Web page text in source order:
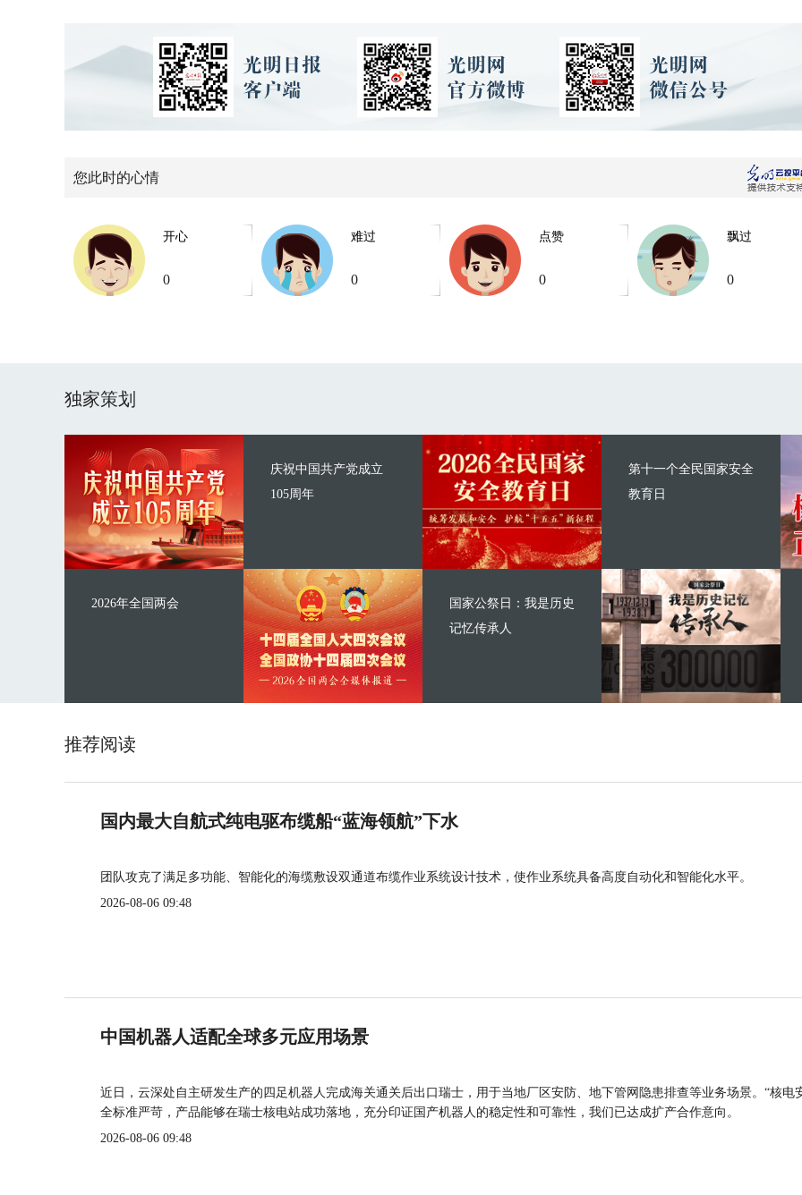
您此时的心情
开心
0
难过
0
点赞
0
飘过
0
独家策划
庆祝中国共产党成立
105周年
2026年全国两会
第十一个全民国家安全
教育日
国家公祭日：我是历史
记忆传承人
推荐阅读
国内最大自航式纯电驱布缆船“蓝海领航”下水
团队攻克了满足多功能、智能化的海缆敷设双通道布缆作业系统设计技术，使作业系统具备高度自动化和智能化水平。
2026-08-06 09:48
中国机器人适配全球多元应用场景
近日，云深处自主研发生产的四足机器人完成海关通关后出口瑞士，用于当地厂区安防、地下管网隐患排查等业务场景。“核电
全标准严苛，产品能够在瑞士核电站成功落地，充分印证国产机器人的稳定性和可靠性，我们已达成扩产合作意向。
2026-08-06 09:48